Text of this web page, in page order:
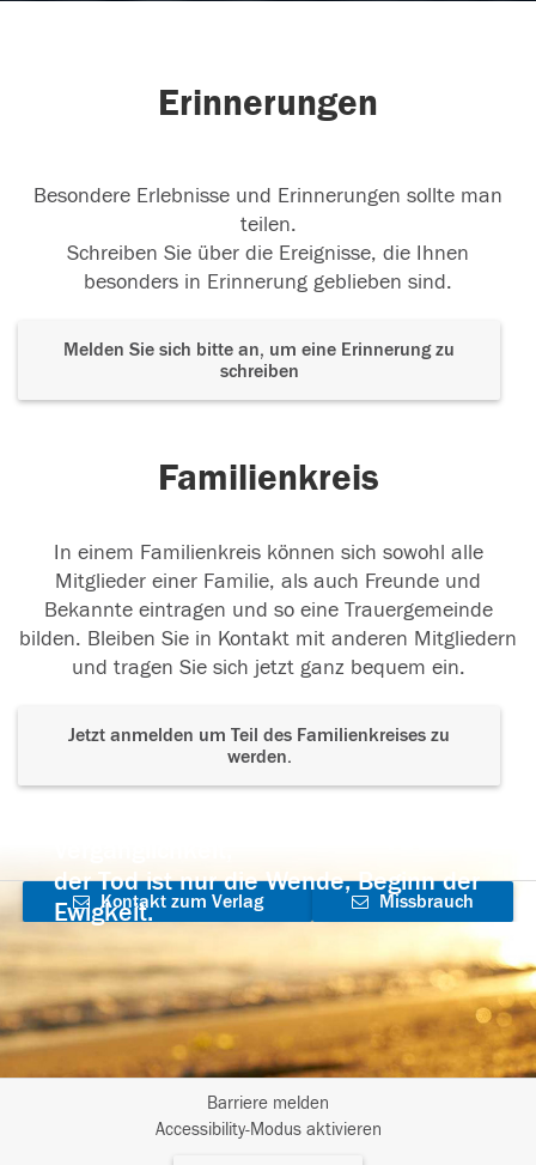
Erinnerungen
Besondere Erlebnisse und Erinnerungen sollte man
teilen.
Schreiben Sie über die Ereignisse, die Ihnen
besonders in Erinnerung geblieben sind.
Melden Sie sich bitte an, um eine Erinnerung zu
schreiben
Familienkreis
In einem Familienkreis können sich sowohl alle
Mitglieder einer Familie, als auch Freunde und
Bekannte eintragen und so eine Trauergemeinde
bilden. Bleiben Sie in Kontakt mit anderen Mitgliedern
und tragen Sie sich jetzt ganz bequem ein.
Jetzt anmelden um Teil des Familienkreises zu
werden.
der Tod ist nur die Wende, Beginn der
Ewigkeit.
Kontakt zum Verlag
aufnehmen
Missbrauch
Barriere melden
Accessibility-Modus aktivieren